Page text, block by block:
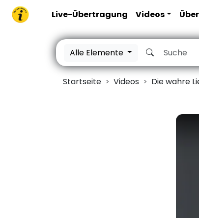
Live-Übertragung Videos
Alle Elemente
Startseite Videos Die wahre